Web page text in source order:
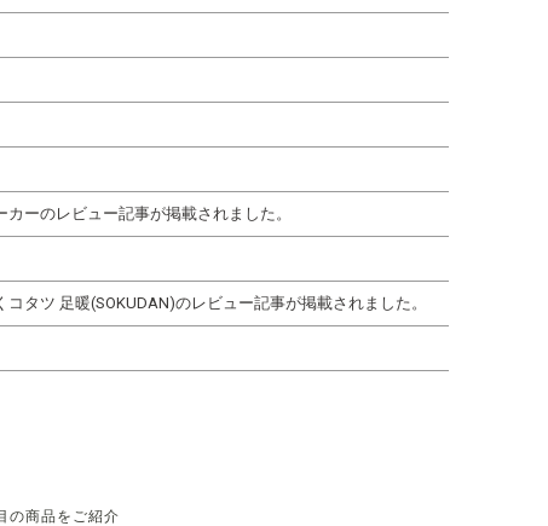
ーのレビュー記事が掲載されました。
タツ 足暖(SOKUDAN)のレビュー記事が掲載されました。
の商品をご紹介